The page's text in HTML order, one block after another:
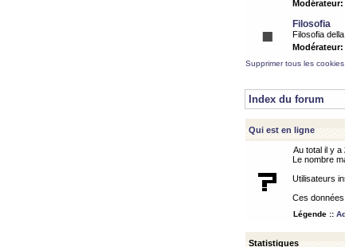
Modérateur:
Filosofia
Filosofia
Modérateur:
Supprimer tous les
Index du forum
Qui est en ligne
Au total il y a
Le nombre
Utilisateurs
Ces
Légende ::
Statistiques